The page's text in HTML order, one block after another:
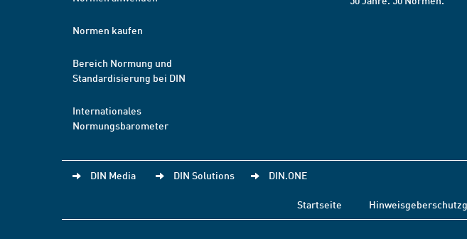
Normen kaufen
Bereich Normung und
Standardisierung bei DIN
Internationales
Normungsbarometer
DIN Media DIN Solutions DIN.ONE
Startseite